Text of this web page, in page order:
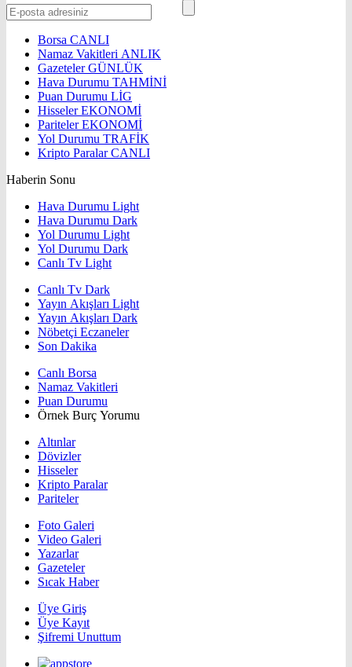
Borsa CANLI
Namaz Vakitleri ANLIK
GazetelerGÜNLÜK
Hava Durumu TAHMİNİ
Puan Durumu LİG
HisselerEKONOMİ
ParitelerEKONOMİ
Yol Durumu TRAFİK
Kripto ParalarCANLI
Haberin Sonu
Hava Durumu Light
Hava Durumu Dark
Yol Durumu Light
Yol Durumu Dark
Canlı Tv Light
Canlı Tv Dark
Yayın Akışları Light
Yayın Akışları Dark
Nöbetçi Eczaneler
Son Dakika
Canlı Borsa
Namaz Vakitleri
Puan Durumu
Örnek Burç Yorumu
Altınlar
Dövizler
Hisseler
Kripto Paralar
Pariteler
Foto Galeri
Video Galeri
Yazarlar
Gazeteler
Sıcak Haber
Üye Giriş
Üye Kayıt
Şifremi Unuttum